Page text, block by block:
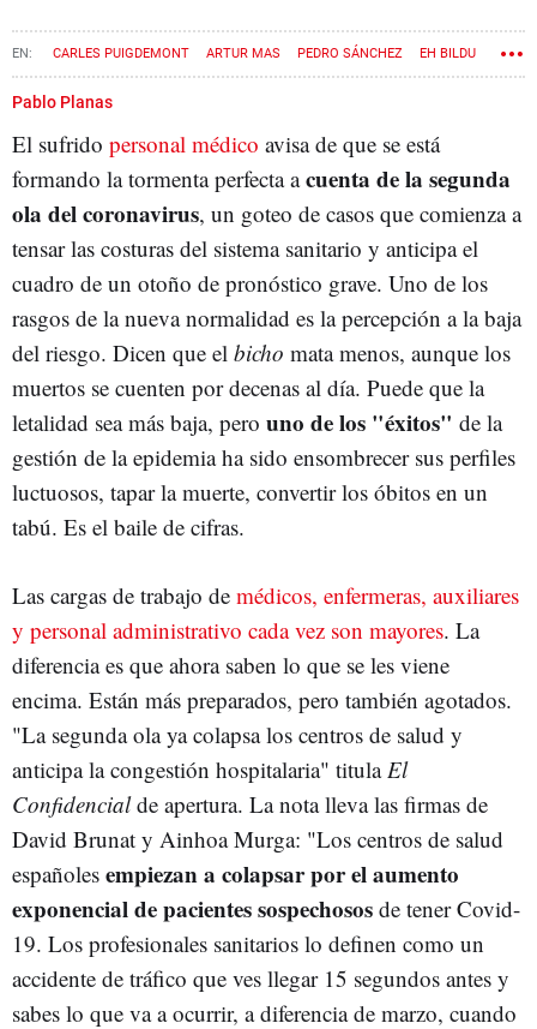
CARLES PUIGDEMONT ARTUR MAS PEDRO SÁNCHEZ EH BILDU
PDECAT
Pablo Planas
El sufrido personal médico avisa de que se está
formando la tormenta perfecta acuenta de la segunda
ola del coronavirus, un goteo de casos que comienza a
tensar las costuras del sistema sanitario y anticipa el
cuadro de un otoño de pronóstico grave. Uno de los
rasgos de la nueva normalidad es la percepción a la baja
del riesgo. Dicen que el bicho mata menos, aunque los
muertos se cuenten por decenas al día. Puede que la
letalidad sea más baja, pero uno de los "éxitos" de la
gestión de la epidemia ha sido ensombrecer sus perfiles
luctuosos, tapar la muerte, convertir los óbitos en un
tabú. Es el baile de cifras.
Las cargas de trabajo de médicos, enfermeras, auxiliares
y personal administrativo cada vez son mayores. La
diferencia es que ahora saben lo que se les viene
encima. Están más preparados, pero también agotados.
"La segunda ola ya colapsa los centros de salud y
anticipa la congestión hospitalaria" titulaEl
Confidencialde apertura. La nota lleva las firmas de
David Brunat y Ainhoa Murga: "Los centros de salud
españoles empiezan a colapsar por el aumento
exponencial de pacientes sospechosos de tener Covid-
19. Los profesionales sanitarios lo definen como un
accidente de tráfico que ves llegar 15 segundos antes y
sabes lo que va a ocurrir, a diferencia de marzo, cuando